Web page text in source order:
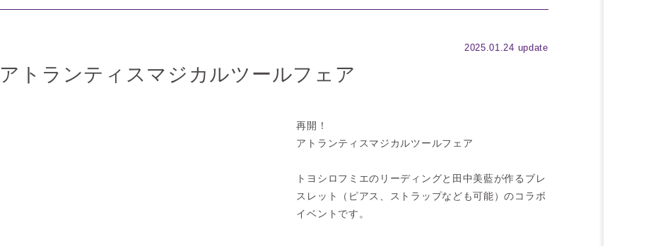
2025.01.24 update
アトランティスマジカルツールフェア
再開！
アトランティスマジカルツールフェア
トヨシロフミエのリーディングと田中美藍が作るブレ
スレット
（ピアス、ストラップなども可能）のコラボ
イベントです。